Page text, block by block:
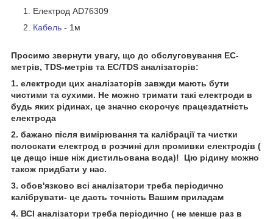
Електрод AD76309
Кабель - 1м
Просимо звернути увагу, що до обслуговування EC-
метрів, TDS-метрів та EC/TDS аналізаторів:
1. електроди цих аналізаторів завжди мають бути
чистими та сухими. Не можно тримати такі електроди в
будь яких рідинах, це значно скорочує працездатність
електрода
2. бажано після вимірювання та калібрації та чистки
полоскати електрод в розчині для промивки електродів (
це дещо інше ніж дистильована вода)!
Цю рідину можно
також придбати у нас.
3. обов'язково всі аналізатори треба періодично
калібрувати- це дасть точність Вашим приладам
4. ВСІ аналізатори треба періодично ( не менше раз в